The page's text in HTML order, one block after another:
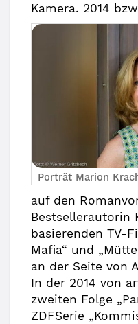
Kamera. 2014
Porträt Marion
auf den
Bestsellerautorin
basierenden TV-
Mafia“ und
an der Seite von
In der 2014 von
zweiten Folge
ZDFSerie